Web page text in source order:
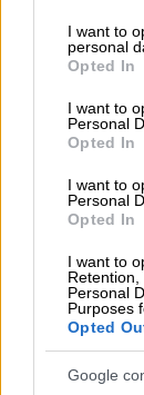
not limited to
grant or deny
use your data
consent section.
I want to
personal
Opted In
I want to
Personal
Opted In
I want to
Personal
Opted In
I want to
Personal
Purposes
Opted
Google
Ελλάδα|
η
Αύριο
Στη μεγάλη
Εκκλησία
πρόσωπο